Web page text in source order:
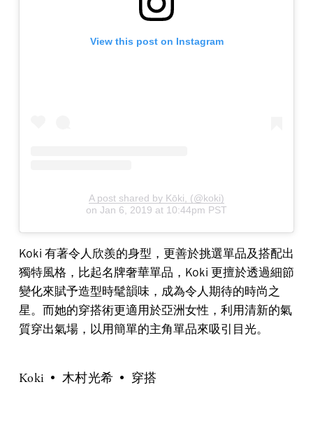
View this post on Instagram
A post shared by Kōki, (@koki)
on Jan 6, 2019 at 10:44pm PST
Koki 有著令人欣羨的身型，更善於挑選單品及搭配出
獨特風格，比起名牌奢華單品，Koki 更擅於透過細節
變化來賦予造型時髦韻味，成為令人期待的時尚之
星。而她的穿搭術更適用於亞洲女性，利用清新的氣
質穿出氣場，以用簡單的主角單品來吸引目光。
Koki 木村光希 穿搭